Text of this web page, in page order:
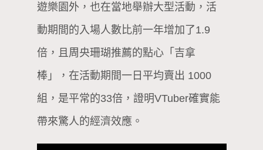
遊樂園外，也在當地舉辦大型活動，活
動期間的入場人數比前一年增加了1.9
倍，且周央珊瑚推薦的點心「吉拿
棒」，在活動期間一日平均賣出 1000
組，是平常的33倍，證明VTuber確實能
帶來驚人的經濟效應。